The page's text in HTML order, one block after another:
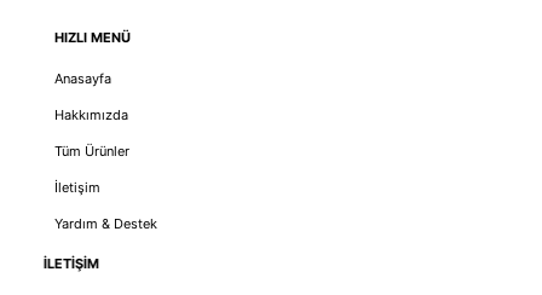
HIZLI MENÜ
Anasayfa
Hakkımızda
Tüm Ürünler
İletişim
Yardım & Destek
İLETİŞİM